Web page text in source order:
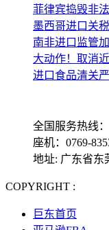
菲律宾捣毁非
墨西哥进口关
南非进口监管
大动作！取消
进口食品清关
全国服务热线
座机：0769-
地址: 广东省东
COPYRIGHT :
巨东首页